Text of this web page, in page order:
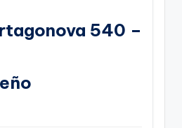
540 –